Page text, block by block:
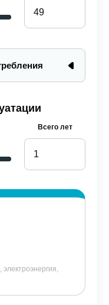
Всего лет
электроэнергия,